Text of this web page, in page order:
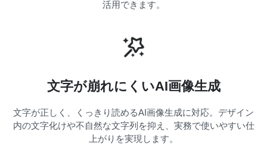
活用できます。
文字が崩れにくいAI画像生成
文字が正しく、くっきり読めるAI画像生成に対応。デザイン
内の文字化けや不自然な文字列を抑え、実務で使いやすい仕
上がりを実現します。